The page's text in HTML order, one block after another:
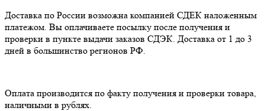
Доставка по России возможна компанией СДЕК наложенным
платежом. Вы оплачиваете посылку после получения и
проверки в пункте выдачи заказов СДЭК. Доставка от 1 до 3
дней в большинство регионов РФ.
Оплата производится по факту получения и проверки товара,
наличными в рублях.